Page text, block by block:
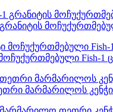
გრანიტის
Fish-1
მარმარილოს